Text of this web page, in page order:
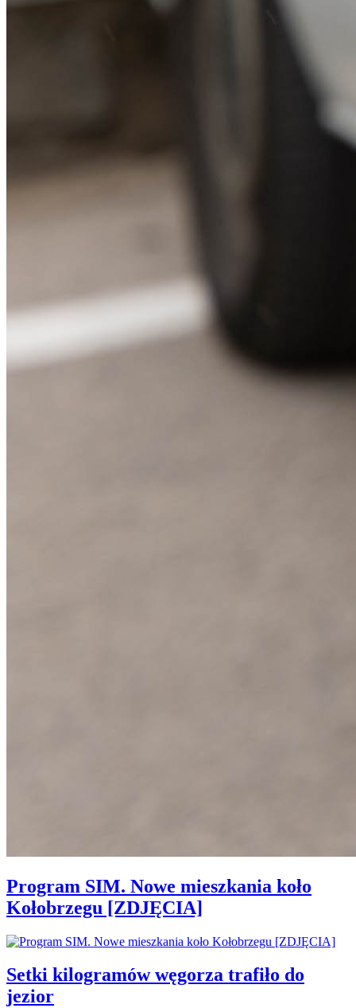
Program SIM. Nowe mieszkania koło
Kołobrzegu [ZDJĘCIA]
Setki kilogramów węgorza trafiło do
jezior